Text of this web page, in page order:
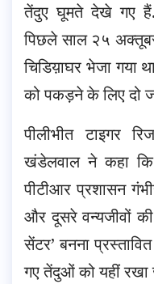
तेंदुए घूमते देखे गए
पिछले साल २५
चिडिय़ाघर भेजा गया
को पकड़ने के लिए दो
पीलीभीत टाइगर
खंडेलवाल ने कहा कि
पीटीआर प्रशासन
और दूसरे वन्यजीवों की
सेंटर’ बनना
गए तेंदुओं को यहीं रखा